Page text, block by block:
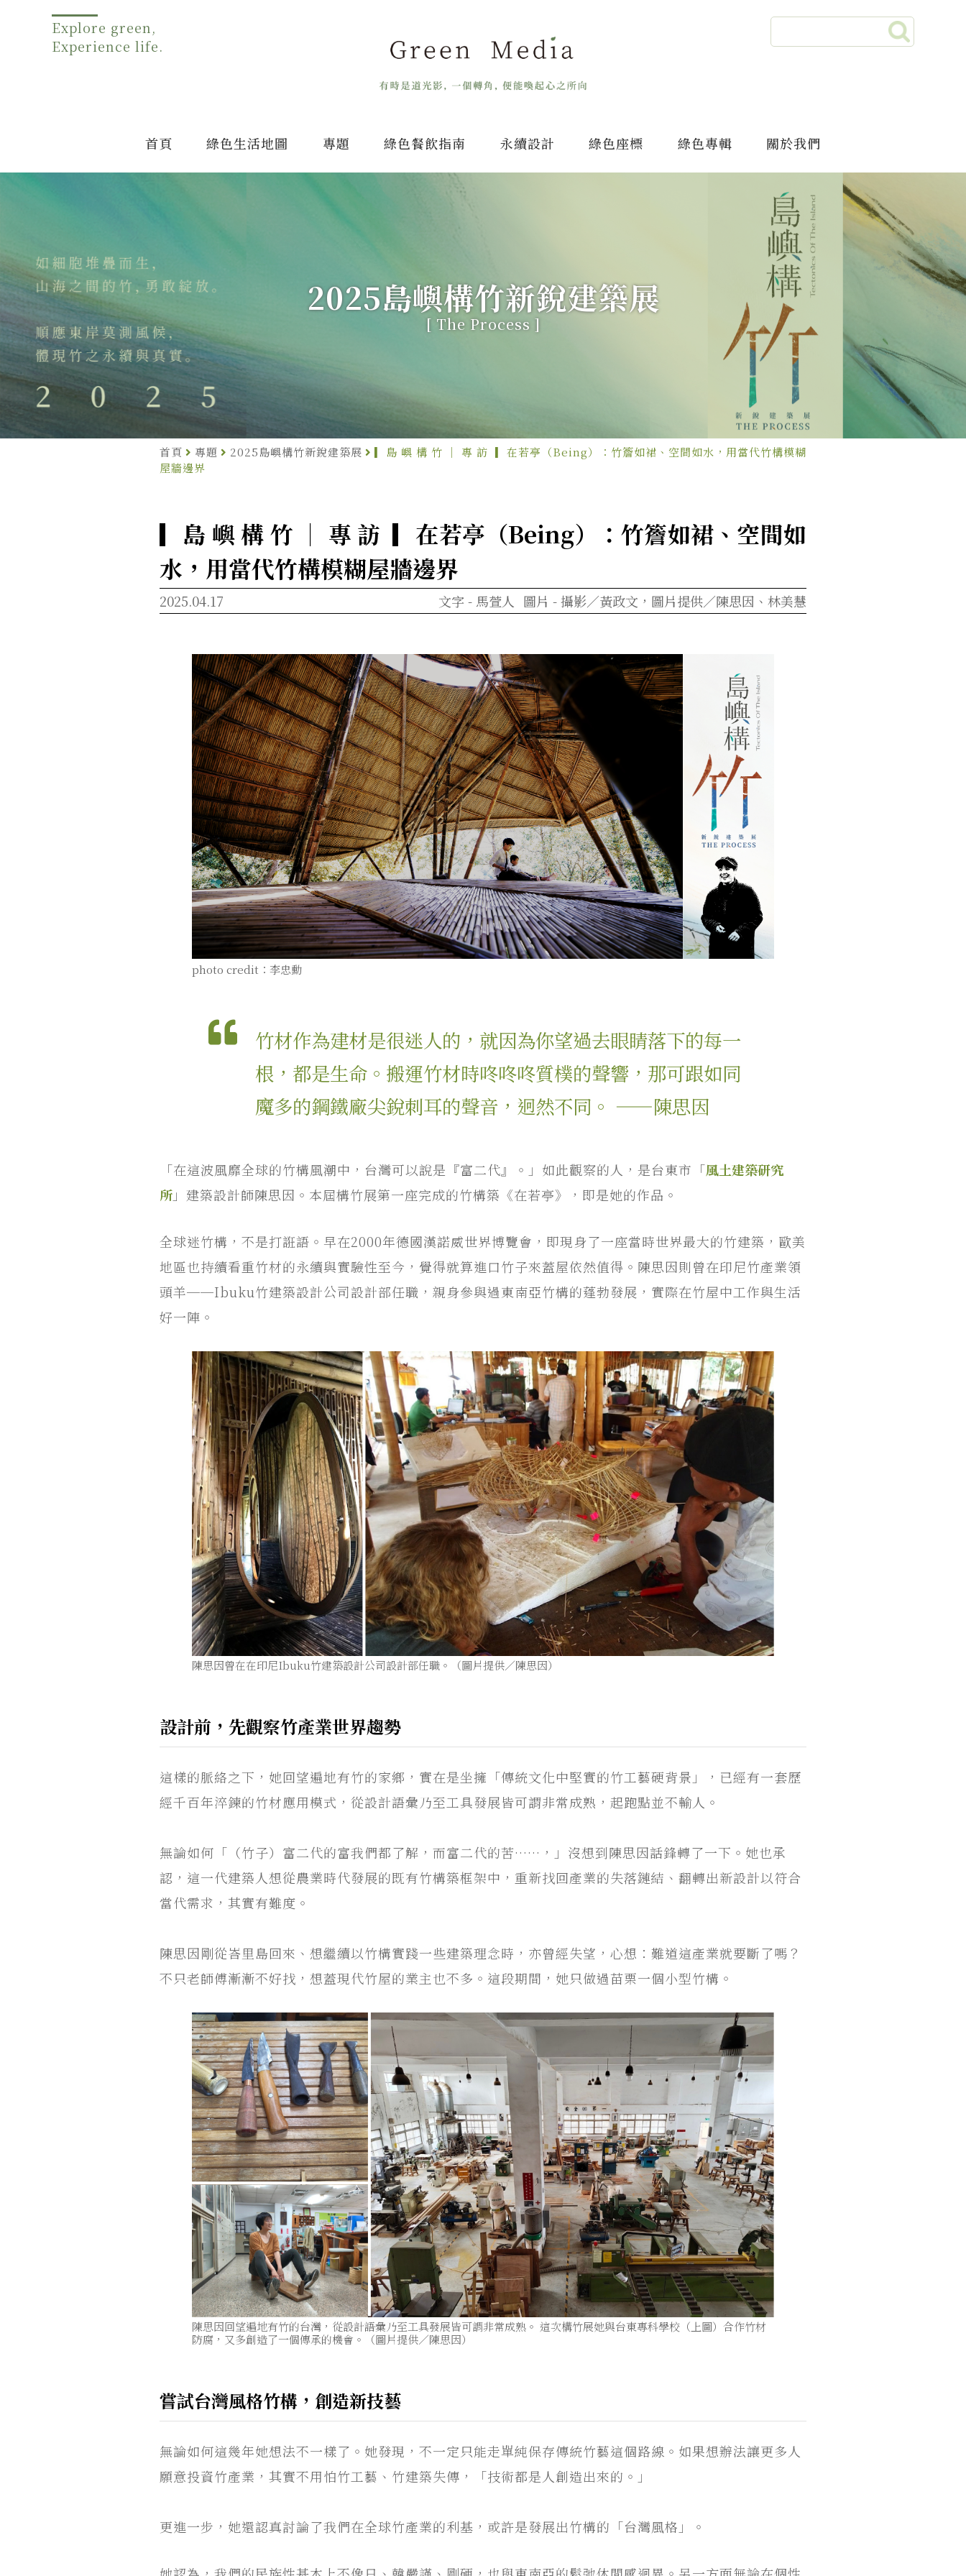
Explore green,
Experience life.
首頁 綠色生活地圖 專題 綠色餐飲指南 永續設計 綠色座標 綠色專輯 關於我們
2025島嶼構竹新銳建築展
[ The Process ]
首頁 專題 2025島嶼構竹新銳建築展
▎島 嶼 構 竹 ｜ 專 訪 ​ ▎在若亭（Being）：竹簷如裙、空間如水，用當代竹構模糊
屋牆邊界
▎島 嶼 構 竹 ｜ 專 訪 ​ ▎在若亭（Being）：竹簷如裙、空間如
水，用當代竹構模糊屋牆邊界
2025.04.17 圖片 -攝影／黃政文，圖片提供／陳思因、林美慧
文字 - 馬萱人
photo credit：李忠勳
竹材作為建材是很迷人的，就因為你望過去眼睛落下的每一
根，都是生命。搬運竹材時咚咚咚質樸的聲響，那可跟如同
魔多的鋼鐵廠尖銳刺耳的聲音，迥然不同。 ——陳思因
「在這波風靡全球的竹構風潮中，台灣可以說是『富二代』。」如此觀察的人，是台東市「風土建築研究
所」建築設計師陳思因。本屆構竹展第一座完成的竹構築《在若亭》，即是她的作品。
全球迷竹構，不是打誑語。早在2000年德國漢諾威世界博覽會，即現身了一座當時世界最大的竹建築，歐美
地區也持續看重竹材的永續與實驗性至今，覺得就算進口竹子來蓋屋依然值得。陳思因則曾在印尼竹產業領
頭羊──Ibuku竹建築設計公司設計部任職，親身參與過東南亞竹構的蓬勃發展，實際在竹屋中工作與生活
好一陣。
陳思因曾在在印尼Ibuku竹建築設計公司設計部任職。（圖片提供／陳思因）
設計前，先觀察竹產業世界趨勢
這樣的脈絡之下，她回望遍地有竹的家鄉，實在是坐擁「傳統文化中堅實的竹工藝硬背景」，已經有一套歷
經千百年淬鍊的竹材應用模式，從設計語彙乃至工具發展皆可謂非常成熟，起跑點並不輸人。
無論如何「（竹子）富二代的富我們都了解，而富二代的苦……，」沒想到陳思因話鋒轉了一下。她也承
認，這一代建築人想從農業時代發展的既有竹構築框架中，重新找回產業的失落鏈結、翻轉出新設計以符合
當代需求，其實有難度。
陳思因剛從峇里島回來、想繼續以竹構實踐一些建築理念時，亦曾經失望，心想：難道這產業就要斷了嗎？
不只老師傅漸漸不好找，想蓋現代竹屋的業主也不多。這段期間，她只做過苗栗一個小型竹構。
陳思因回望遍地有竹的台灣，從設計語彙乃至工具發展皆可謂非常成熟。 這次構竹展她與台東專科學校（上圖）合作竹材
防腐，又多創造了一個傳承的機會。（圖片提供／陳思因）
嘗試台灣風格竹構，創造新技藝
無論如何這幾年她想法不一樣了。她發現，不一定只能走單純保存傳統竹藝這個路線。如果想辦法讓更多人
願意投資竹產業，其實不用怕竹工藝、竹建築失傳，「技術都是人創造出來的。」
更進一步，她還認真討論了我們在全球竹產業的利基，或許是發展出竹構的「台灣風格」。